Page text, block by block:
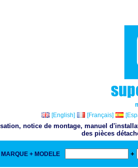
[English]
[Français]
notice de montage, manuel
des pièces
MARQUE + MODELE +